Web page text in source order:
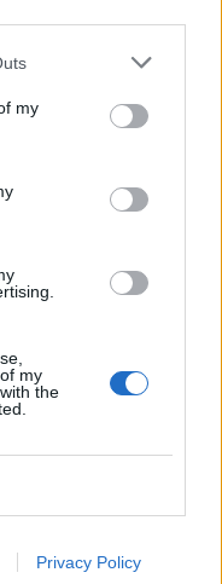
my
my
the
Privacy Policy
questo
la linea editoriale
I messaggi inclusi nei
dai singoli lettori che
filtro preventivo. I commenti
rimossi in automatico dal